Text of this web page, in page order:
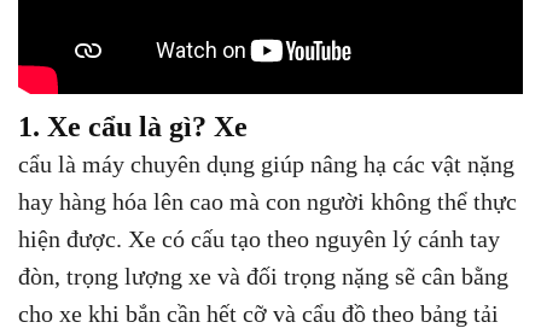
1. Xe cẩu là gì? Xe
cẩu là máy chuyên dụng giúp nâng hạ các vật nặng
hay hàng hóa lên cao mà con người không thể thực
hiện được. Xe có cấu tạo theo nguyên lý cánh tay
đòn, trọng lượng xe và đối trọng nặng sẽ cân bằng
cho xe khi bắn cần hết cỡ và cẩu đồ theo bảng tải